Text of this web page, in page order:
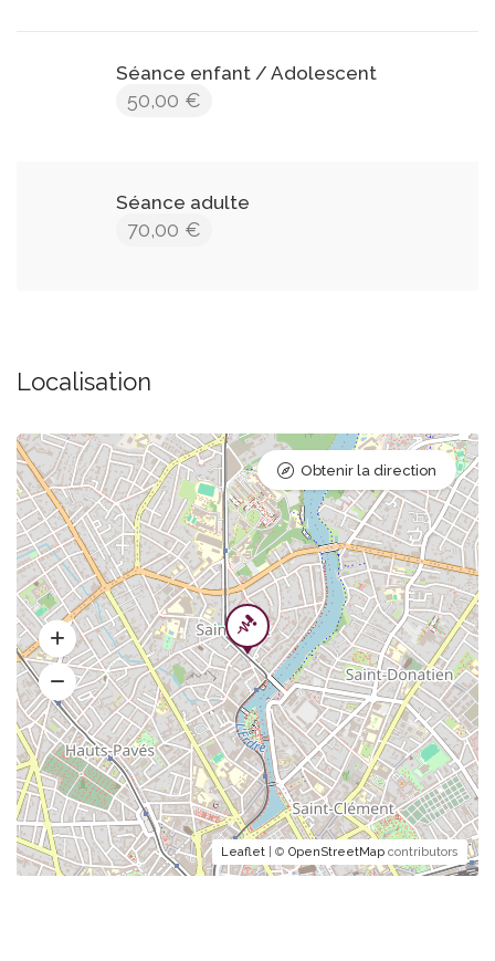
Séance enfant / Adolescent
50,00 €
Séance adulte
70,00 €
Localisation
Leaflet | © OpenStreetMap contributors
Obtenir la direction